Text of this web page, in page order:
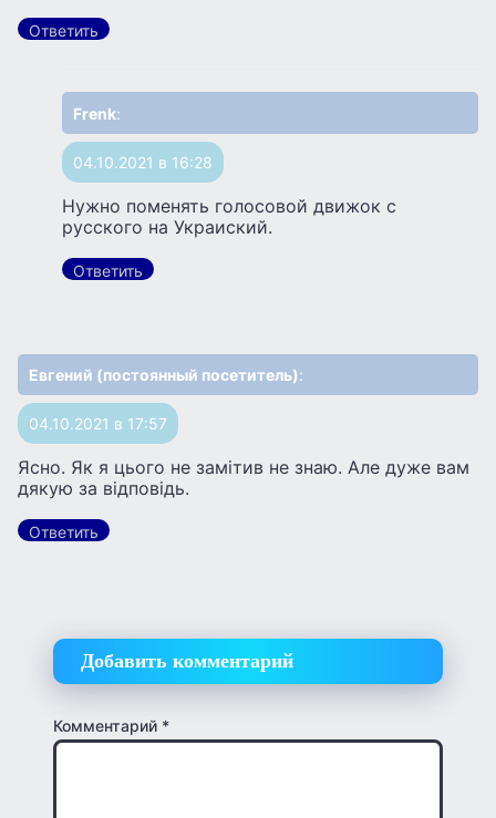
Ответить
Frenk:
04.10.2021 в 16:28
Нужно поменять голосовой движок с
русского на Украиский.
Ответить
Евгений (постоянный посетитель):
04.10.2021 в 17:57
Ясно. Як я цього не замітив не знаю. Але дуже вам
дякую за відповідь.
Ответить
Добавить комментарий
Комментарий *